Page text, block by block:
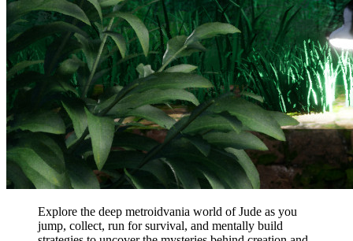
Explore the deep metroidvania world of Jude as you
jump, collect, run for survival, and mentally build